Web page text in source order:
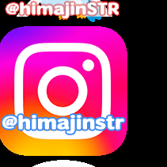
2025年2月(10)
2025年1月
2024年12月
2024年11月(13)
2024年10月
2024年9月 (14)
2024年8月 (13)
2024年7月
(7)
2024年6月(10)
2024年5月(12)
2024年4月(15)
2024年3月